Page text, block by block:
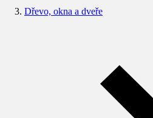
Dřevo, okna a dveře